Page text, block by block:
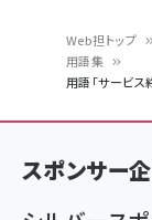
ン
く
ず
Web担トップ
用語集
用語「サービ
スポンサー